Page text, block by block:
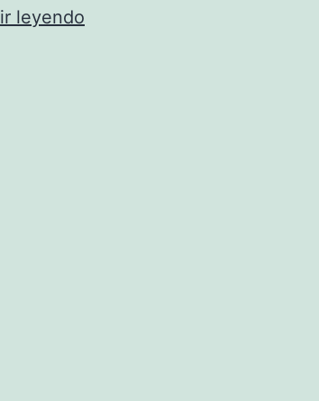
leyendo